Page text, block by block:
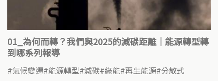
01_為何而轉？我們與2025的減碳距離｜能源轉型轉
到哪系列報導
氣候變遷 能源轉型 減碳 綠能 再生能源 分散式